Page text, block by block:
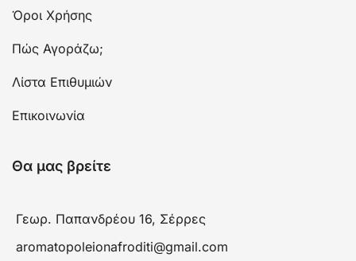
Όροι Χρήσης
Πώς Αγοράζω;
Λίστα Επιθυμιών
Επικοινωνία
Θα μας βρείτε
Γεωρ. Παπανδρέου 16, Σέρρες
aromatopoleionafroditi@gmail.com